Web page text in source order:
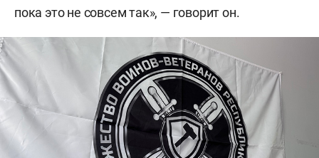
пока это не совсем так», — говорит он.